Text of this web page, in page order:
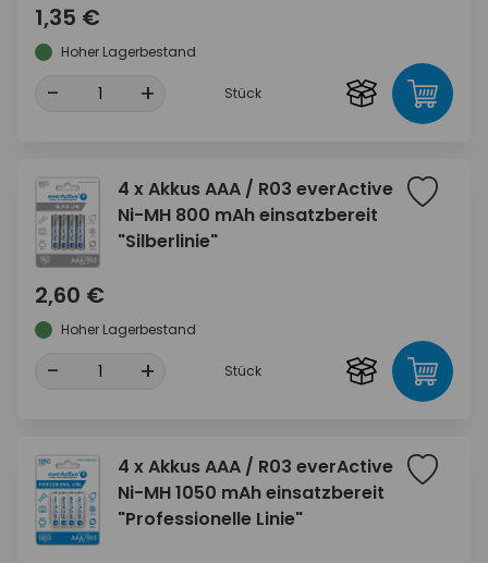
1,35 €
Hoher Lagerbestand
- + Stück
4 x Akkus AAA / R03 everActive
Ni-MH 800 mAh einsatzbereit
"Silberlinie"
2,60 €
Hoher Lagerbestand
- + Stück
4 x Akkus AAA / R03 everActive
Ni-MH 1050 mAh einsatzbereit
"Professionelle Linie"